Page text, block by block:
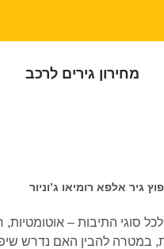
מחירון גירים לרכב
גיר אלפא רומיאו ג’וניור
להבין האם נדרש